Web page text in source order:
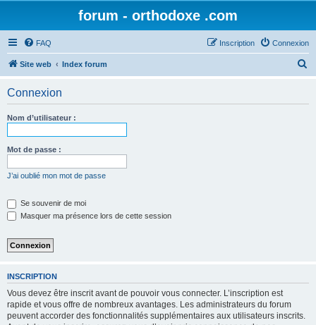
forum - orthodoxe .com
FAQ Connexion
Inscription
Site web Index forum
Connexion
Nom d’utilisateur :
Mot de passe :
J’ai oublié mon mot de passe
Se souvenir de moi
Masquer ma présence lors de cette session
INSCRIPTION
Vous devez être inscrit avant de pouvoir vous connecter. L’inscription est
rapide et vous offre de nombreux avantages. Les administrateurs du forum
peuvent accorder des fonctionnalités supplémentaires aux utilisateurs inscrits.